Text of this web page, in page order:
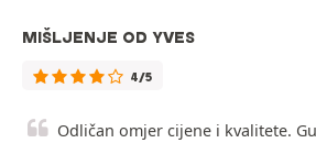
MIŠLJENJE OD YVES
4/5
Odličan omjer cijene i kvalitete.